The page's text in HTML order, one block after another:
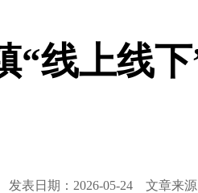
“线上线
发表日期：2026-05-24 文章来